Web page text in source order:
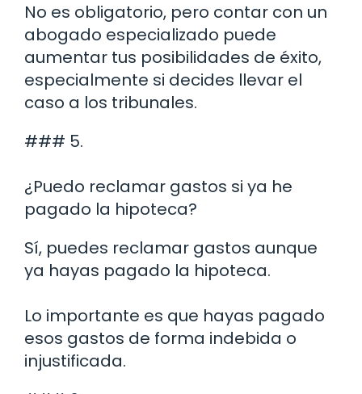
No es obligatorio, pero contar con un
abogado especializado puede
aumentar tus posibilidades de éxito,
especialmente si decides llevar el
caso a los tribunales.
### 5.
¿Puedo reclamar gastos si ya he
pagado la hipoteca?
Sí, puedes reclamar gastos aunque
ya hayas pagado la hipoteca.
Lo importante es que hayas pagado
esos gastos de forma indebida o
injustificada.